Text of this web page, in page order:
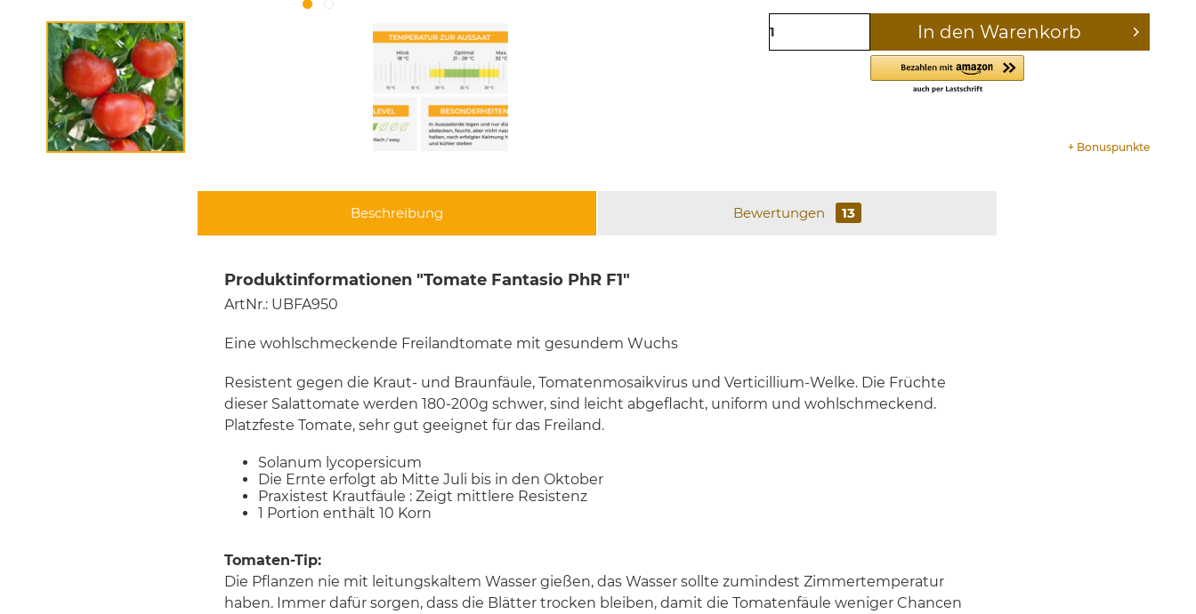
In den Warenkorb
+ Bonuspunkte
Beschreibung Bewertungen 13
Produktinformationen "Tomate Fantasio PhR F1"
ArtNr.: UBFA950
Eine wohlschmeckende Freilandtomate mit gesundem Wuchs
Resistent gegen die Kraut- und Braunfäule, Tomatenmosaikvirus und Verticillium-Welke. Die Früchte
dieser Salattomate werden 180-200g schwer, sind leicht abgeflacht, uniform und wohlschmeckend.
Platzfeste Tomate, sehr gut geeignet für das Freiland.
Solanum lycopersicum
Die Ernte erfolgt ab Mitte Juli bis in den Oktober
Praxistest Krautfäule : Zeigt mittlere Resistenz
1 Portion enthält 10 Korn
Tomaten-Tip:
Die Pflanzen nie mit leitungskaltem Wasser gießen, das Wasser sollte zumindest Zimmertemperatur
haben. Immer dafür sorgen, dass die Blätter trocken bleiben, damit die Tomatenfäule weniger Chancen